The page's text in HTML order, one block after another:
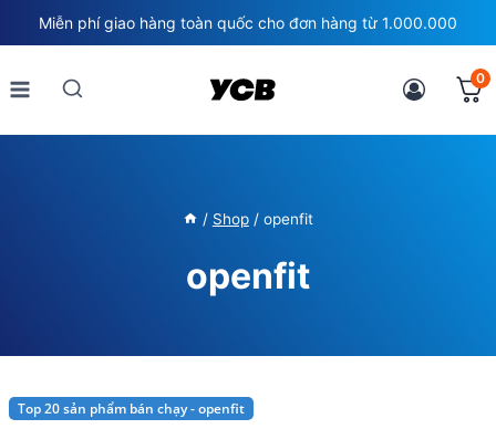
to
content
Miễn phí giao hàng toàn quốc cho đơn hàng từ 1.000.000
0
/ Shop / openfit
openfit
Top 20 sản phẩm bán chạy - openfit